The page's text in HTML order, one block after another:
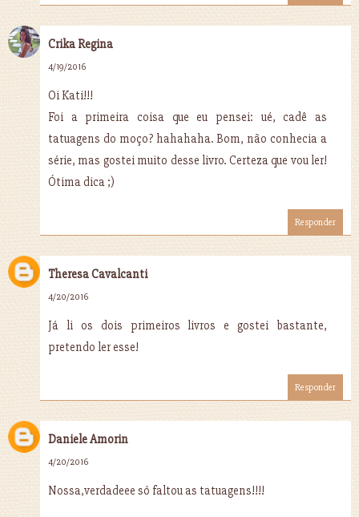
Crika Regina
4/19/2016
Oi Kati!!!
Foi a primeira coisa que eu pensei: ué, cadê as
tatuagens do moço? hahahaha. Bom, não conhecia a
série, mas gostei muito desse livro. Certeza que vou ler!
Ótima dica ;)
Responder
Theresa Cavalcanti
4/20/2016
Já li os dois primeiros livros e gostei bastante,
pretendo ler esse!
Responder
Daniele Amorin
4/20/2016
Nossa,verdadeee só faltou as tatuagens!!!!